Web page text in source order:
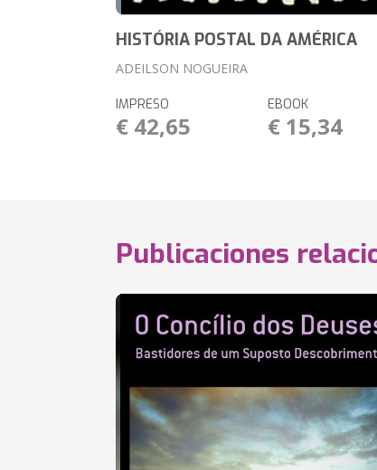
HISTÓRIA POSTAL DA AMÉRICA
ADEILSON NOGUEIRA
IMPRESO
€ 42,65
EBOOK
€ 15,34
Publicaciones